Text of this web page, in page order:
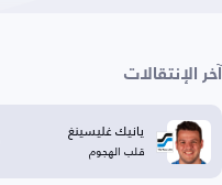
آخر الإنتقالات
يانيك غليسينغ
قلب الهجوم